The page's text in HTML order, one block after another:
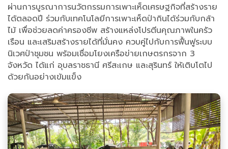
ผ่านการบูรณาการนวัตกรรมการเพาะเห็ดเศรษฐกิจที่สร้างราย
ได้ตลอดปี ร่วมกับเทคโนโลยีการเพาะเห็ดป่ากินได้ร่วมกับกล้า
ไม้ เพื่อช่วยลดค่าครองชีพ สร้างแหล่งโปรตีนคุณภาพในครัว
เรือน และเสริมสร้างรายได้ที่มั่นคง ควบคู่ไปกับการฟื้นฟูระบบ
นิเวศป่าชุมชน พร้อมเชื่อมโยงเครือข่ายเกษตรกรจาก 3
จังหวัด ได้แก่ อุบลราชธานี ศรีสะเกษ และสุรินทร์ ให้เติบโตไป
ด้วยกันอย่างเข้มแข็ง